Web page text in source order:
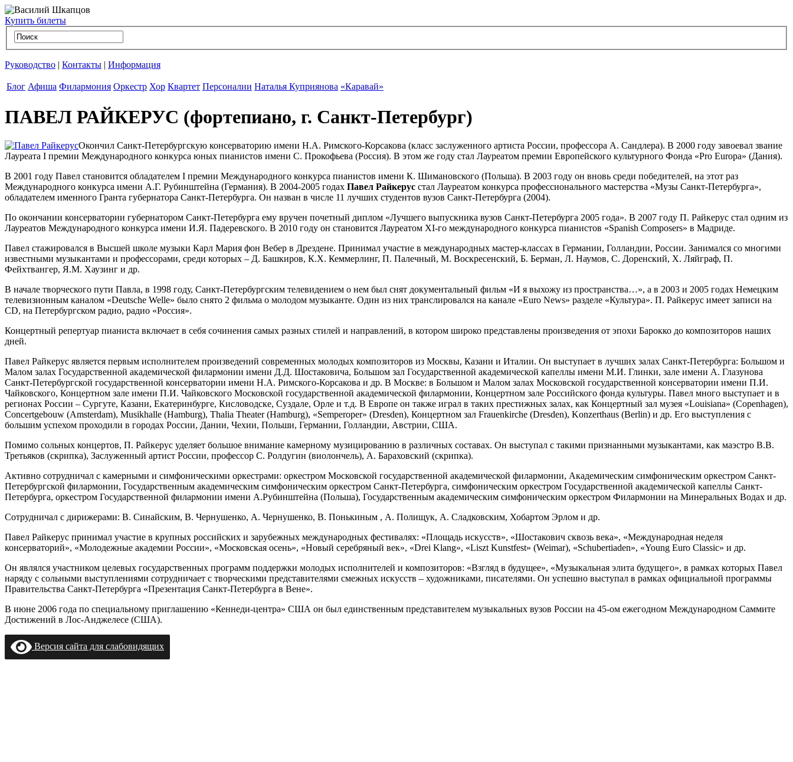
Купить билеты
Руководство | Контакты | Информация
Блог Афиша Филармония Оркестр Хор Квартет Персоналии Наталья Куприянова «Каравай»
ПАВЕЛ РАЙКЕРУС (фортепиано, г. Санкт-Петербург)
Окончил Санкт-Петербургскую консерваторию имени Н.А. Римского-Корсакова (класс заслуженного артиста России, профессора А. Сандлера). В 2000 году завоевал звание
Лауреата I премии Международного конкурса юных пианистов имени С. Прокофьева (Россия). В этом же году стал Лауреатом премии Европейского культурного Фонда «Pro Europa» (Дания).
В 2001 году Павел становится обладателем I премии Международного конкурса пианистов имени К. Шимановского (Польша). В 2003 году он вновь среди победителей, на этот раз
Международного конкурса имени А.Г. Рубинштейна (Германия). В 2004-2005 годах Павел Райкерус стал Лауреатом конкурса профессионального мастерства «Музы Санкт-Петербурга»,
обладателем именного Гранта губернатора Санкт-Петербурга. Он назван в числе 11 лучших студентов вузов Санкт-Петербурга (2004).
По окончании консерватории губернатором Санкт-Петербурга ему вручен почетный диплом «Лучшего выпускника вузов Санкт-Петербурга 2005 года». В 2007 году П. Райкерус стал одним из
Лауреатов Международного конкурса имени И.Я. Падеревского. В 2010 году он становится Лауреатом XI-го международного конкурса пианистов «Spanish Composers» в Мадриде.
Павел стажировался в Высшей школе музыки Карл Мария фон Вебер в Дрездене. Принимал участие в международных мастер-классах в Германии, Голландии, России. Занимался со многими
известными музыкантами и профессорами, среди которых – Д. Башкиров, К.Х. Кеммерлинг, П. Палечный, М. Воскресенский, Б. Берман, Л. Наумов, С. Доренский, Х. Ляйграф, П.
Фейхтвангер, Я.М. Хаузинг и др.
В начале творческого пути Павла, в 1998 году, Санкт-Петербургским телевидением о нем был снят документальный фильм «И я выхожу из пространства…», а в 2003 и 2005 годах Немецким
телевизионным каналом «Deutsche Welle» было снято 2 фильма о молодом музыканте. Один из них транслировался на канале «Euro News» разделе «Культура». П. Райкерус имеет записи на
CD, на Петербургском радио, радио «Россия».
Концертный репертуар пианиста включает в себя сочинения самых разных стилей и направлений, в котором широко представлены произведения от эпохи Барокко до композиторов наших
дней.
Павел Райкерус является первым исполнителем произведений современных молодых композиторов из Москвы, Казани и Италии. Он выступает в лучших залах Санкт-Петербурга: Большом и
Малом залах Государственной академической филармонии имени Д.Д. Шостаковича, Большом зал Государственной академической капеллы имени М.И. Глинки, зале имени А. Глазунова
Санкт-Петербургской государственной консерватории имени Н.А. Римского-Корсакова и др. В Москве: в Большом и Малом залах Московской государственной консерватории имени П.И.
Чайковского, Концертном зале имени П.И. Чайковского Московской государственной академической филармонии, Концертном зале Российского фонда культуры. Павел много выступает и в
регионах России – Сургуте, Казани, Екатеринбурге, Кисловодске, Суздале, Орле и т.д. В Европе он также играл в таких престижных залах, как Концертный зал музея «Louisiana» (Copenhagen),
Concertgebouw (Amsterdam), Musikhalle (Hamburg), Thalia Theater (Hamburg), «Semperoper» (Dresden), Концертном зал Frauenkirche (Dresden), Konzerthaus (Berlin) и др. Его выступления с
большим успехом проходили в городах России, Дании, Чехии, Польши, Германии, Голландии, Австрии, США.
Помимо сольных концертов, П. Райкерус уделяет большое внимание камерному музицированию в различных составах. Он выступал с такими признанными музыкантами, как маэстро В.В.
Третьяков (скрипка), Заслуженный артист России, профессор С. Ролдугин (виолончель), А. Бараховский (скрипка).
Активно сотрудничал с камерными и симфоническими оркестрами: оркестром Московской государственной академической филармонии, Академическим симфоническим оркестром Санкт-
Петербургской филармонии, Государственным академическим симфоническим оркестром Санкт-Петербурга, симфоническим оркестром Государственной академической капеллы Санкт-
Петербурга, оркестром Государственной филармонии имени А.Рубинштейна (Польша), Государственным академическим симфоническим оркестром Филармонии на Минеральных Водах и др.
Сотрудничал с дирижерами: В. Синайским, В. Чернушенко, А. Чернушенко, В. Понькиным , А. Полищук, А. Сладковским, Хобартом Эрлом и др.
Павел Райкерус принимал участие в крупных российских и зарубежных международных фестивалях: «Площадь искусств», «Шостакович сквозь века», «Международная неделя
консерваторий», «Молодежные академии России», «Московская осень», «Новый серебряный век», «Drei Klang», «Liszt Kunstfest» (Weimar), «Schubertiaden», «Young Euro Classic» и др.
Он являлся участником целевых государственных программ поддержки молодых исполнителей и композиторов: «Взгляд в будущее», «Музыкальная элита будущего», в рамках которых Павел
наряду с сольными выступлениями сотрудничает с творческими представителями смежных искусств – художниками, писателями. Он успешно выступал в рамках официальной программы
Правительства Санкт-Петербурга «Презентация Санкт-Петербурга в Вене».
В июне 2006 года по специальному приглашению «Кеннеди-центра» США он был единственным представителем музыкальных вузов России на 45-ом ежегодном Международном Саммите
Достижений в Лос-Анджелесе (США).
Версия сайта для слабовидящих